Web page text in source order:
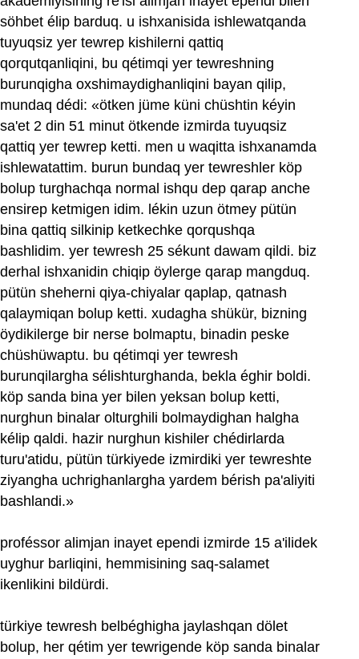
söhbet élip barduq. u ishxanisida ishlewatqanda
tuyuqsiz yer tewrep kishilerni qattiq
qorqutqanliqini, bu qétimqi yer tewreshning
burunqigha oxshimaydighanliqini bayan qilip,
mundaq dédi: «ötken jüme küni chüshtin kéyin
sa'et 2 din 51 minut ötkende izmirda tuyuqsiz
qattiq yer tewrep ketti. men u waqitta ishxanamda
ishlewatattim. burun bundaq yer tewreshler köp
bolup turghachqa normal ishqu dep qarap anche
ensirep ketmigen idim. lékin uzun ötmey pütün
bina qattiq silkinip ketkechke qorqushqa
bashlidim. yer tewresh 25 sékunt dawam qildi. biz
derhal ishxanidin chiqip öylerge qarap mangduq.
pütün sheherni qiya-chiyalar qaplap, qatnash
qalaymiqan bolup ketti. xudagha shükür, bizning
öydikilerge bir nerse bolmaptu, binadin peske
chüshüwaptu. bu qétimqi yer tewresh
burunqilargha sélishturghanda, bekla éghir boldi.
köp sanda bina yer bilen yeksan bolup ketti,
nurghun binalar olturghili bolmaydighan halgha
kélip qaldi. hazir nurghun kishiler chédirlarda
turu'atidu, pütün türkiyede izmirdiki yer tewreshte
ziyangha uchrighanlargha yardem bérish pa'aliyiti
bashlandi.»
proféssor alimjan inayet ependi izmirde 15 a'ilidek
uyghur barliqini, hemmisining saq-salamet
ikenlikini bildürdi.
türkiye tewresh belbéghigha jaylashqan dölet
bolup, her qétim yer tewrigende köp sanda binalar